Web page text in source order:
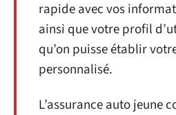
rapide avec vos
ainsi que votre profil
qu’on puisse établir
personnalisé.
L’assurance auto jeune